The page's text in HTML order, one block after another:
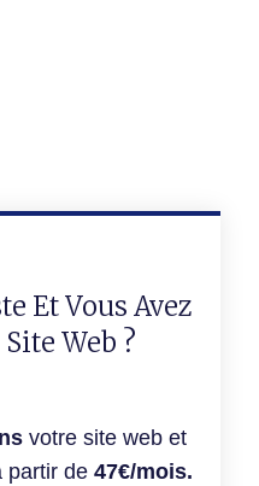
Et Vous Avez
Web ?
votre site web et
partir de 47€/mois.